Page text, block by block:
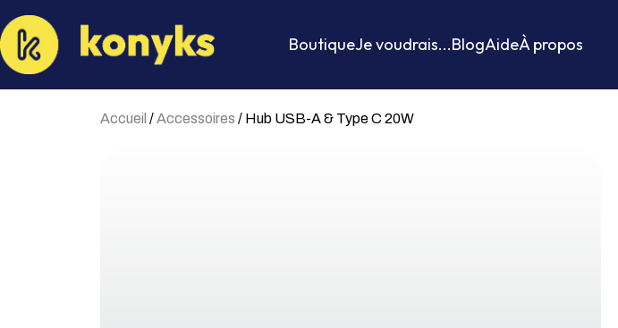
BoutiqueJe voudrais...BlogAideÀ propos
Accueil /Accessoires / Hub USB-A & Type C 20W